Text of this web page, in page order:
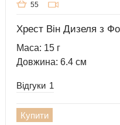
55
Хрест Він Дизеля з
Маса: 15 г
Довжина: 6.4 см
Відгуки 1
Купити